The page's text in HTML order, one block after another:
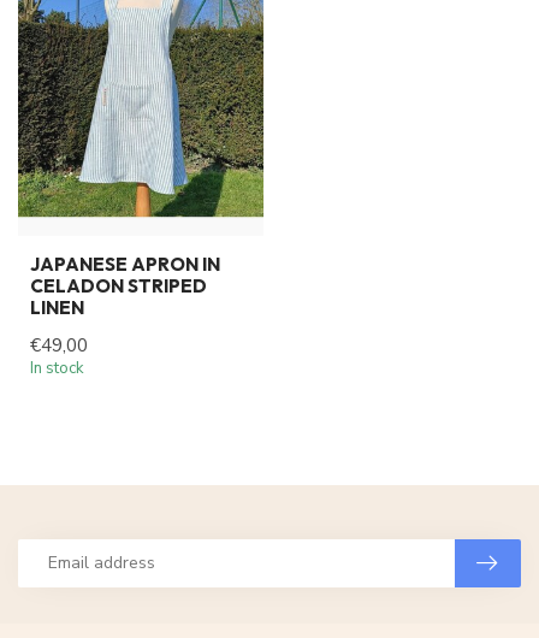
JAPANESE APRON IN
CELADON STRIPED
LINEN
€49,00
In stock